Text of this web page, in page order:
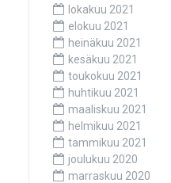
lokakuu 2021
elokuu 2021
heinäkuu 2021
kesäkuu 2021
toukokuu 2021
huhtikuu 2021
maaliskuu 2021
helmikuu 2021
tammikuu 2021
joulukuu 2020
marraskuu 2020